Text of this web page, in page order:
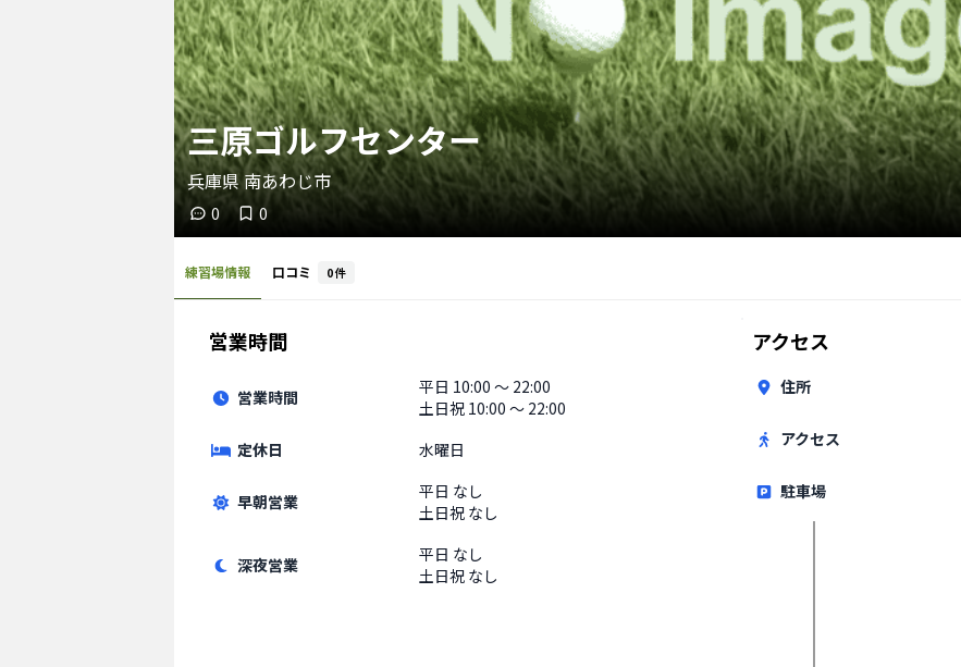
三原ゴルフセンター
兵庫県 南あわじ市
0 0
練習場情報 口コミ 0件
営業時間
営業時間 平日 10:00 〜 22:00
土日祝 10:00 〜 22:00
定休日
水曜日
早朝営業 平日 なし
土日祝 なし
深夜営業 平日 なし
土日祝 なし
アクセス
住所
アクセス
駐車場